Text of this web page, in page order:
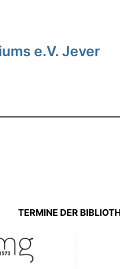
e.V. Jever
TERMINE DER